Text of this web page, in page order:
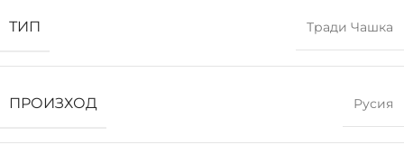
ТИП Тради Чашка
ПРОИЗХОД Русия